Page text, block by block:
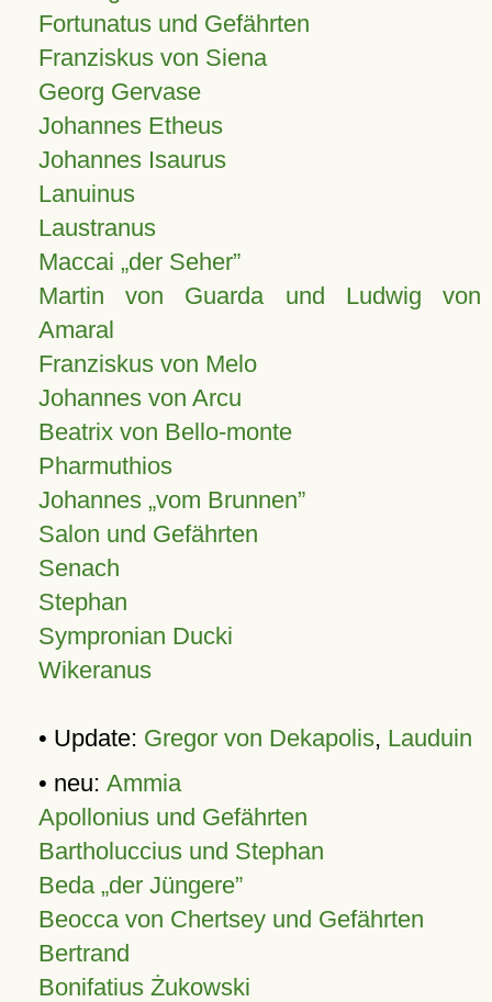
Fortunatus und Gefährten
Franziskus von Siena
Georg Gervase
Johannes Etheus
Johannes Isaurus
Lanuinus
Laustranus
Maccai „der Seher”
Martin von Guarda und Ludwig von
Amaral
Franziskus von Melo
Johannes von Arcu
Beatrix von Bello-monte
Pharmuthios
Johannes vom Brunnen
Salon und Gefährten
Senach
Stephan
Sympronian Ducki
Wikeranus
• Update: Gregor von Dekapolis, Lauduin
• neu: Ammia
Apollonius und Gefährten
Bartholuccius und Stephan
Beda „der Jüngere”
Beocca von Chertsey und Gefährten
Bertrand
Bonifatius Żukowski